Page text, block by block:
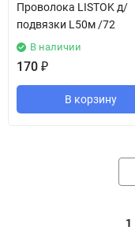
Проволока LISTOK д/
подвязки L50м /72
В наличии
170 ₽
В корзину
1